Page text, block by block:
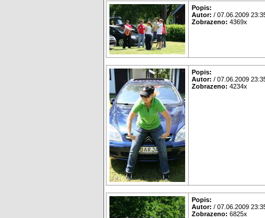
Popis:
Autor: / 07.06.2009
Zobrazeno: 4369x
Popis:
Autor: / 07.06.2009
Zobrazeno: 4234x
Popis:
Autor: / 07.06.2009
Zobrazeno: 6825x